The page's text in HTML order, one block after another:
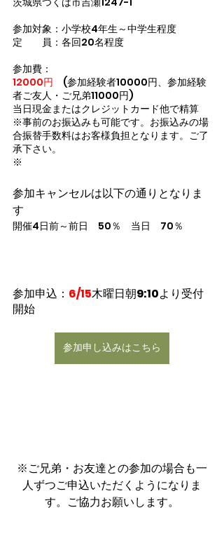
参加対象：小学校4年生～中学生程度
定　　員：各回20名程度
参加費：
12000円 (参加経験者10000円、参加経験
者ご友人・ご兄弟11000円)
当日現金またはクレジットカード他で精算
※事前のお振込みも可能です。お振込みの場
合振替手数料はお客様負担となります。ご了
承下さい。
※
参加キャンセルは以下の通りとなりま
す
開催4日前～前日　50％　当日　70％
参加申込： 6/15木曜日朝9:10より受付
開始
参加申し込みはこちら
※ご兄弟・お友達との参加の場合も一
人ずつご申込いただくようになりま
す。ご協力お願いします。